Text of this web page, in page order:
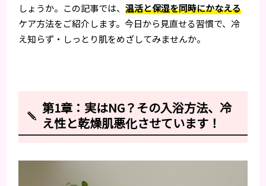
しょうか。この記事では、温活と保湿を同時にかなえる
ケア方法をご紹介します。今日から見直せる習慣で、冷
え知らず・しっとり肌をめざしてみませんか。
第1章：実はNG？その入浴方法、冷
え性と乾燥肌悪化させています！